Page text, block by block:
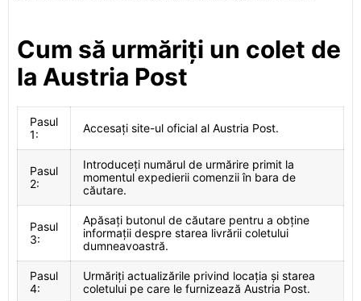
Cum să urmăriți un colet de
la Austria Post
Pasul
1:
Accesați site-ul oficial al Austria Post.
Pasul
2:
Introduceți numărul de urmărire primit la
momentul expedierii comenzii în bara de
căutare.
Pasul
3:
Apăsați butonul de căutare pentru a obține
informații despre starea livrării coletului
dumneavoastră.
Pasul
4:
Urmăriți actualizările privind locația și starea
coletului pe care le furnizează Austria Post.